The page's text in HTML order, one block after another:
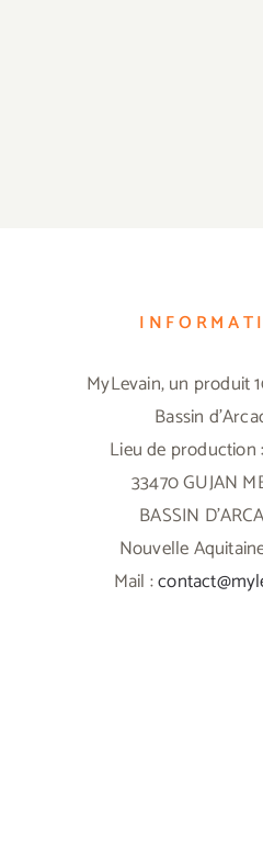
MyLevain, un produit
Bassin
Lieu de production
33470 GUJAN
BASSIN
Nouvelle
Mail :